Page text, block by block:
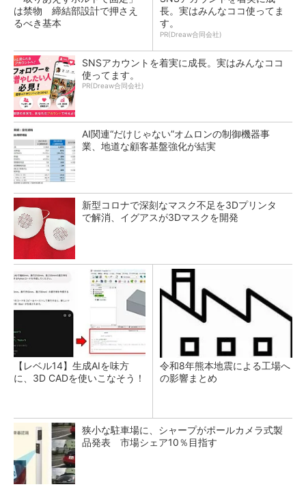
は禁物 締結部設計で押さえ
るべき基本
長。実はみんなココ使ってま
す。
PR(Dreaw合同会社)
SNSアカウントを着実に成長。実はみんなココ
使ってます。
PR(Dreaw合同会社)
AI関連“だけじゃない”オムロンの制御機器事
業、地道な顧客基盤強化が結実
新型コロナで深刻なマスク不足を3Dプリンタ
で解消、イグアスが3Dマスクを開発
【レベル14】生成AIを味方
に、3D CADを使いこなそう！
令和8年熊本地震による工場へ
の影響まとめ
狭小な駐車場に、シャープがポールカメラ式製
品発表 市場シェア10％目指す